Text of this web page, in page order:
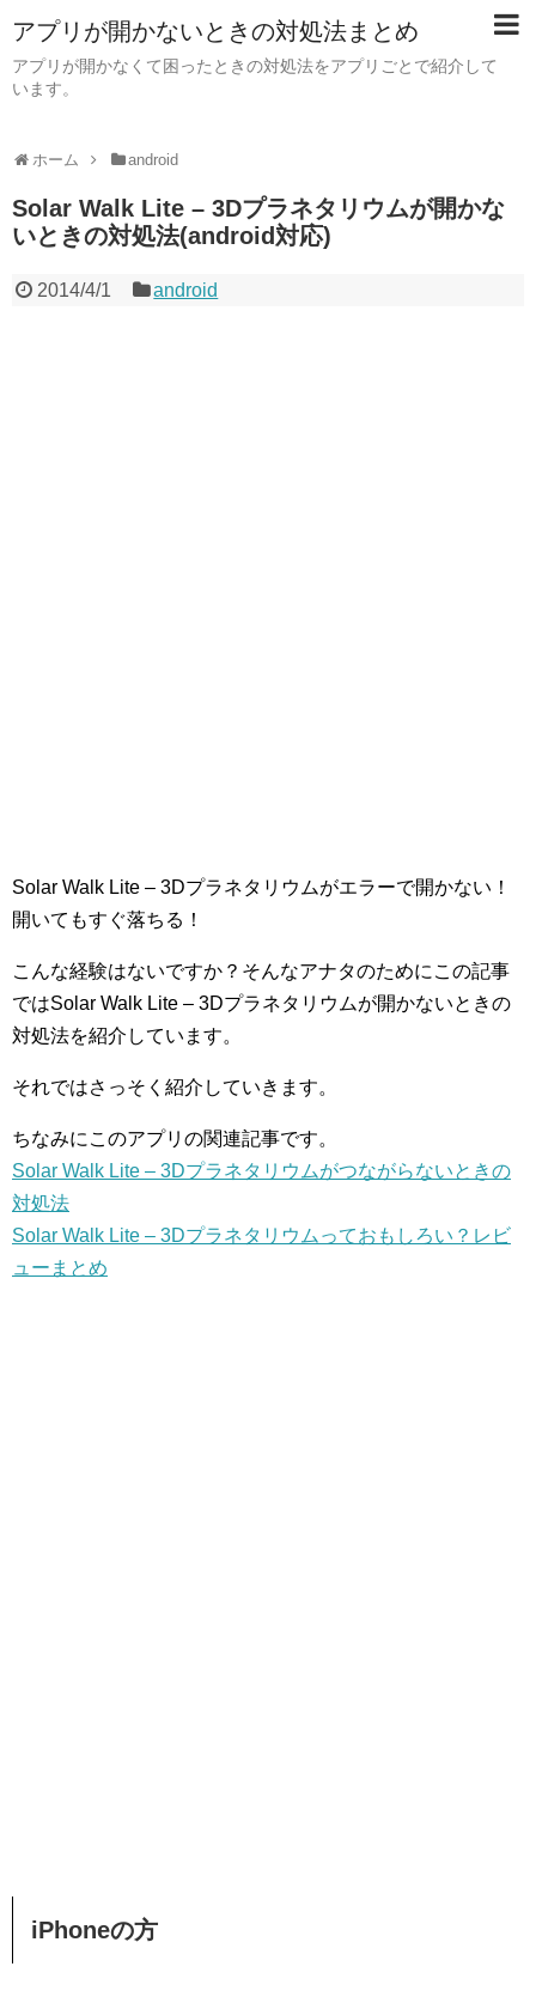
アプリが開かないときの対処法まとめ
アプリが開かなくて困ったときの対処法をアプリごとで紹介して
います。
ホーム android
Solar Walk Lite – 3Dプラネタリウムが開かな
いときの対処法(android対応)
2014/4/1 android
Solar Walk Lite – 3Dプラネタリウムがエラーで開かない！
開いてもすぐ落ちる！
こんな経験はないですか？そんなアナタのためにこの記事
ではSolar Walk Lite – 3Dプラネタリウムが開かないときの
対処法を紹介しています。
それではさっそく紹介していきます。
ちなみにこのアプリの関連記事です。
Solar Walk Lite – 3Dプラネタリウムがつながらないときの
対処法
Solar Walk Lite – 3Dプラネタリウムっておもしろい？レビ
ューまとめ
iPhoneの方